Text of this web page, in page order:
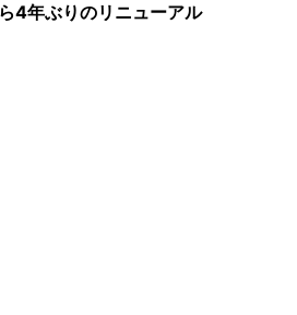
4年ぶりのリニューアル